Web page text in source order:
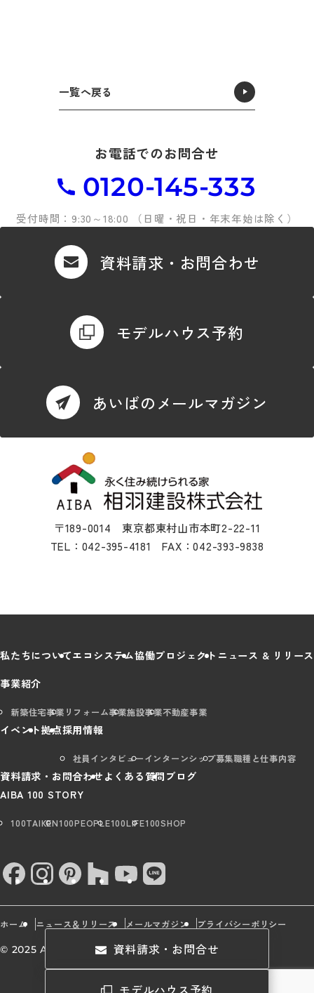
一覧へ戻る
資料請求・お問合せ
モデルハウス予約
お電話でのお問合せ
0120-145-333
受付時間：9:30～18:00 （日曜・祝日・年末年始は除く）
資料請求・お問合わせ
モデルハウス予約
あいばのメールマガジン
〒189-0014 東京都東村山市本町2-22-11
TEL：042-395-4181 FAX：042-393-9838
私たちについてエコシステム協働プロジェクト ニュース & リリース
事業紹介
新築住宅事業 リフォーム事業施設事業不動産事業
イベント拠点採用情報
社員インタビューインターンシップ募集職種と仕事内容
資料請求・お問合わせ よくある質問 ブログ
AIBA 100 STORY
100TAIKEN100PEOPLE100LIFE100SHOP
ホーム ニュース＆リリース メールマガジン
プライバシーポリシー
© 2025 AIBA Group All rights Reserved.